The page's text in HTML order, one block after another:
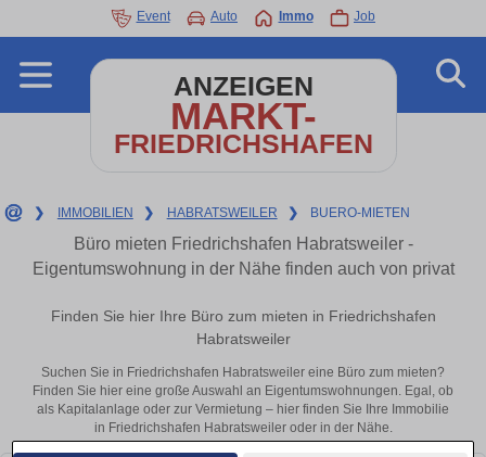
Event Auto Immo Job
ANZEIGEN
MARKT-
FRIEDRICHSHAFEN
❯ IMMOBILIEN ❯ HABRATSWEILER ❯ BUERO-MIETEN
Büro mieten Friedrichshafen Habratsweiler -
Eigentumswohnung in der Nähe finden auch von privat
Finden Sie hier Ihre Büro zum mieten in Friedrichshafen
Habratsweiler
Suchen Sie in Friedrichshafen Habratsweiler eine Büro zum mieten?
Finden Sie hier eine große Auswahl an Eigentumswohnungen. Egal, ob
als Kapitalanlage oder zur Vermietung – hier finden Sie Ihre Immobilie
in Friedrichshafen Habratsweiler oder in der Nähe.